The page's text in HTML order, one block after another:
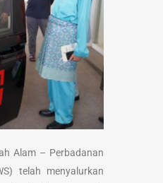
Alam – Perbadanan
telah menyalurkan